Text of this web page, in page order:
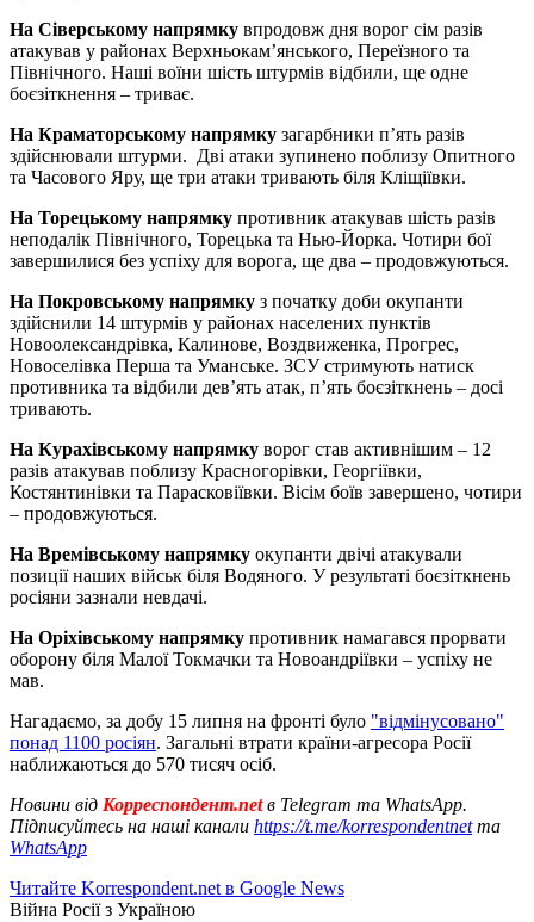
На Сіверському напрямку впродовж дня ворог сім разів
атакував у районах Верхньокам’янського, Переїзного та
Північного. Наші воїни шість штурмів відбили, ще одне
боєзіткнення – триває.
На Краматорському напрямку загарбники п’ять разів
здійснювали штурми. Дві атаки зупинено поблизу Опитного
та Часового Яру, ще три атаки тривають біля Кліщіївки.
На Торецькому напрямку противник атакував шість разів
неподалік Північного, Торецька та Нью-Йорка. Чотири бої
завершилися без успіху для ворога, ще два – продовжуються.
На Покровському напрямку з початку доби окупанти
здійснили 14 штурмів у районах населених пунктів
Новоолександрівка, Калинове, Воздвиженка, Прогрес,
Новоселівка Перша та Уманське. ЗСУ стримують натиск
противника та відбили дев’ять атак, п’ять боєзіткнень – досі
тривають.
На Курахівському напрямку ворог став активнішим – 12
разів атакував поблизу Красногорівки, Георгіївки,
Костянтинівки та Парасковіївки. Вісім боїв завершено, чотири
– продовжуються.
На Времівському напрямку окупанти двічі атакували
позиції наших військ біля Водяного. У результаті боєзіткнень
росіяни зазнали невдачі.
На Оріхівському напрямку противник намагався прорвати
оборону біля Малої Токмачки та Новоандріївки – успіху не
мав.
Нагадаємо, за добу 15 липня на фронті було "відмінусовано"
понад 1100 росіян. Загальні втрати країни-агресора Росії
наближаються до 570 тисяч осіб.
Новини від Корреспондент.netв Telegram та WhatsApp.
Підписуйтесь на наші канали https://t.me/korrespondentnetта
WhatsApp
Читайте Korrespondent.net в Google News
Війна Росії з Україною